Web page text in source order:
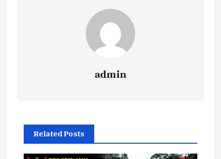
admin
Related Posts